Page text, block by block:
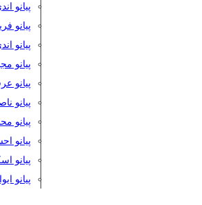
پیانو
پیانو
پیانو
پیانو
پیانو
پیانو
پیانو
پیانو
پیانو
پیانو